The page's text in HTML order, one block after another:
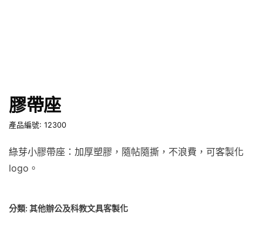
膠帶座
產品編號: 12300
綠芽小膠帶座：加厚塑膠，隨帖隨撕，不浪費，可客製化
logo。
分類: 其他辦公及科教文具客製化